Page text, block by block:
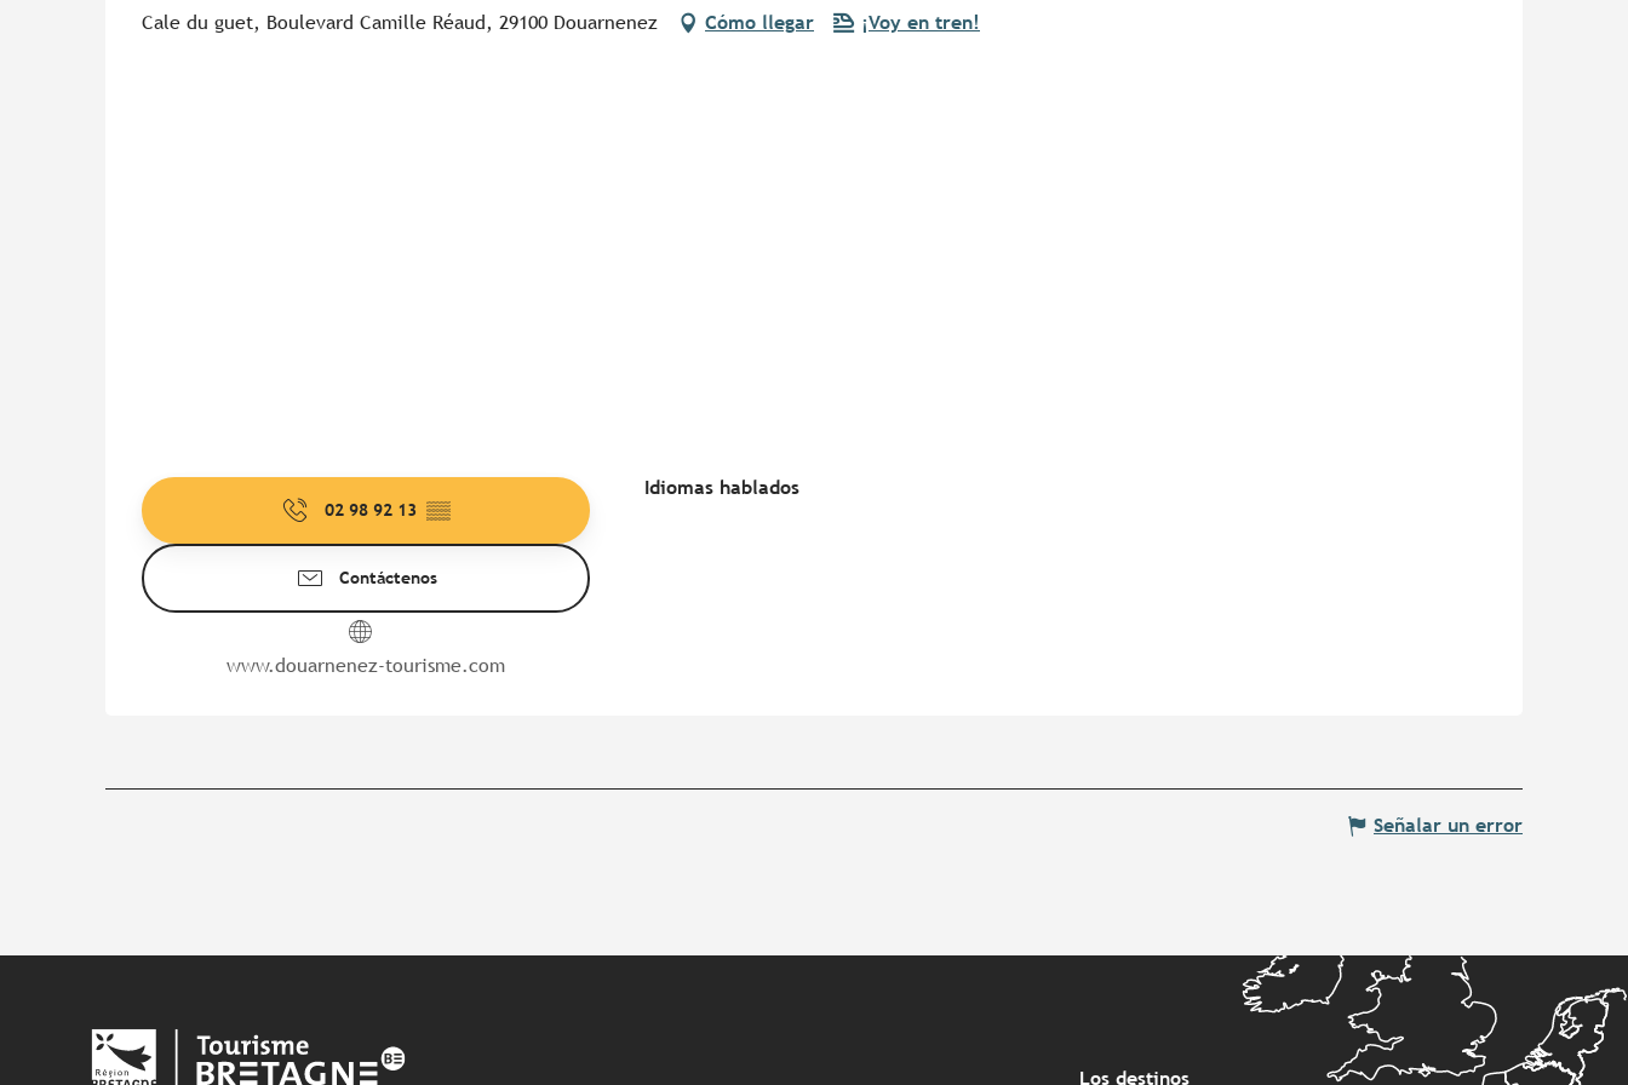
Cale du guet, Boulevard Camille Réaud, 29100 Douarnenez Cómo llegar ¡Voy en tren!
02 98 92 13 ▒▒
Contáctenos
www.douarnenez-tourisme.com
Idiomas hablados
Idiomas hablados
Señalar un error
Los destinos